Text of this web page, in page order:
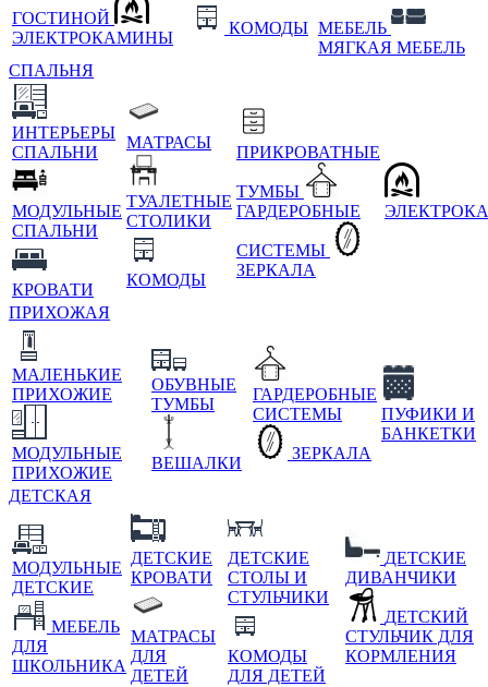
ГОСТИНОЙ
ЭЛЕКТРОКАМИНЫ
КОМОДЫ МЕБЕЛЬ
МЯГКАЯ МЕБЕЛЬ
СПАЛЬНЯ
ИНТЕРЬЕРЫ
СПАЛЬНИ
МОДУЛЬНЫЕ
СПАЛЬНИ
КРОВАТИ
МАТРАСЫ
ТУАЛЕТНЫЕ
СТОЛИКИ
КОМОДЫ
ПРИКРОВАТНЫЕ
ТУМБЫ
ГАРДЕРОБНЫЕ
СИСТЕМЫ
ЗЕРКАЛА
ПРИХОЖАЯ
МАЛЕНЬКИЕ
ПРИХОЖИЕ
МОДУЛЬНЫЕ
ПРИХОЖИЕ
ОБУВНЫЕ
ТУМБЫ
ВЕШАЛКИ
ГАРДЕРОБНЫЕ
СИСТЕМЫ
ЗЕРКАЛА
ПУФИКИ И
БАНКЕТКИ
ДЕТСКАЯ
МОДУЛЬНЫЕ
ДЕТСКИЕ
МЕБЕЛЬ
ДЛЯ
ШКОЛЬНИКА
ДЕТСКИЕ
КРОВАТИ
МАТРАСЫ
ДЛЯ
ДЕТЕЙ
ДЕТСКИЕ
СТОЛЫ И
СТУЛЬЧИКИ
КОМОДЫ
ДЛЯ ДЕТЕЙ
ДЕТСКИЕ
ДИВАНЧИКИ
ДЕТСКИЙ
СТУЛЬЧИК ДЛЯ
КОРМЛЕНИЯ